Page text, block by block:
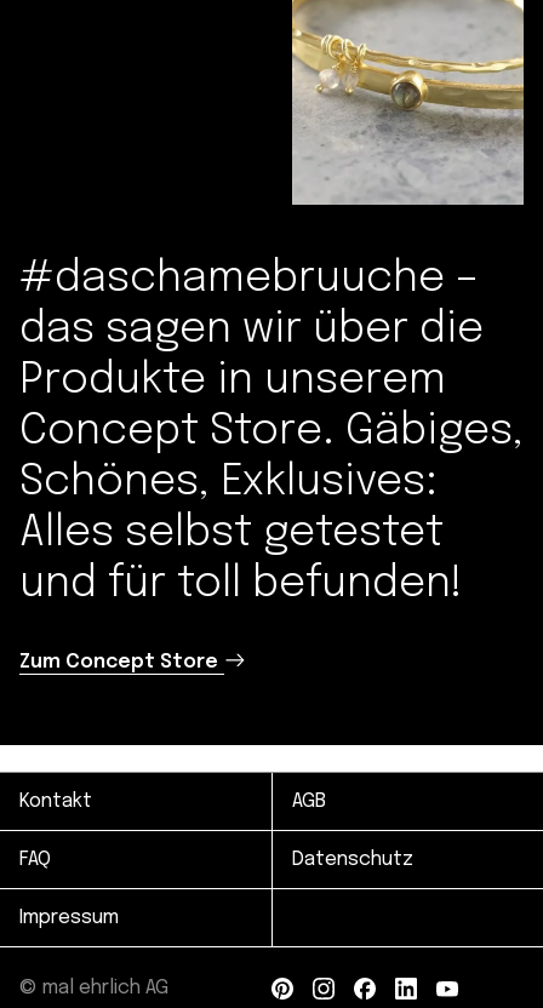
#daschamebruuche –
das sagen wir über die
Produkte in unserem
Concept Store. Gäbiges,
Schönes, Exklusives:
Alles selbst getestet
und für toll befunden!
Zum Concept Store
Kontakt AGB
FAQ Datenschutz
Impressum
© mal ehrlich AG